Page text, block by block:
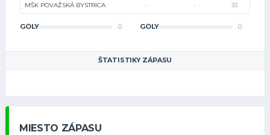
MŠK POVAŽSKÁ BYSTRICA - - 33
GÓLY 0 GÓLY 0
ŠTATISTIKY ZÁPASU
MIESTO ZÁPASU